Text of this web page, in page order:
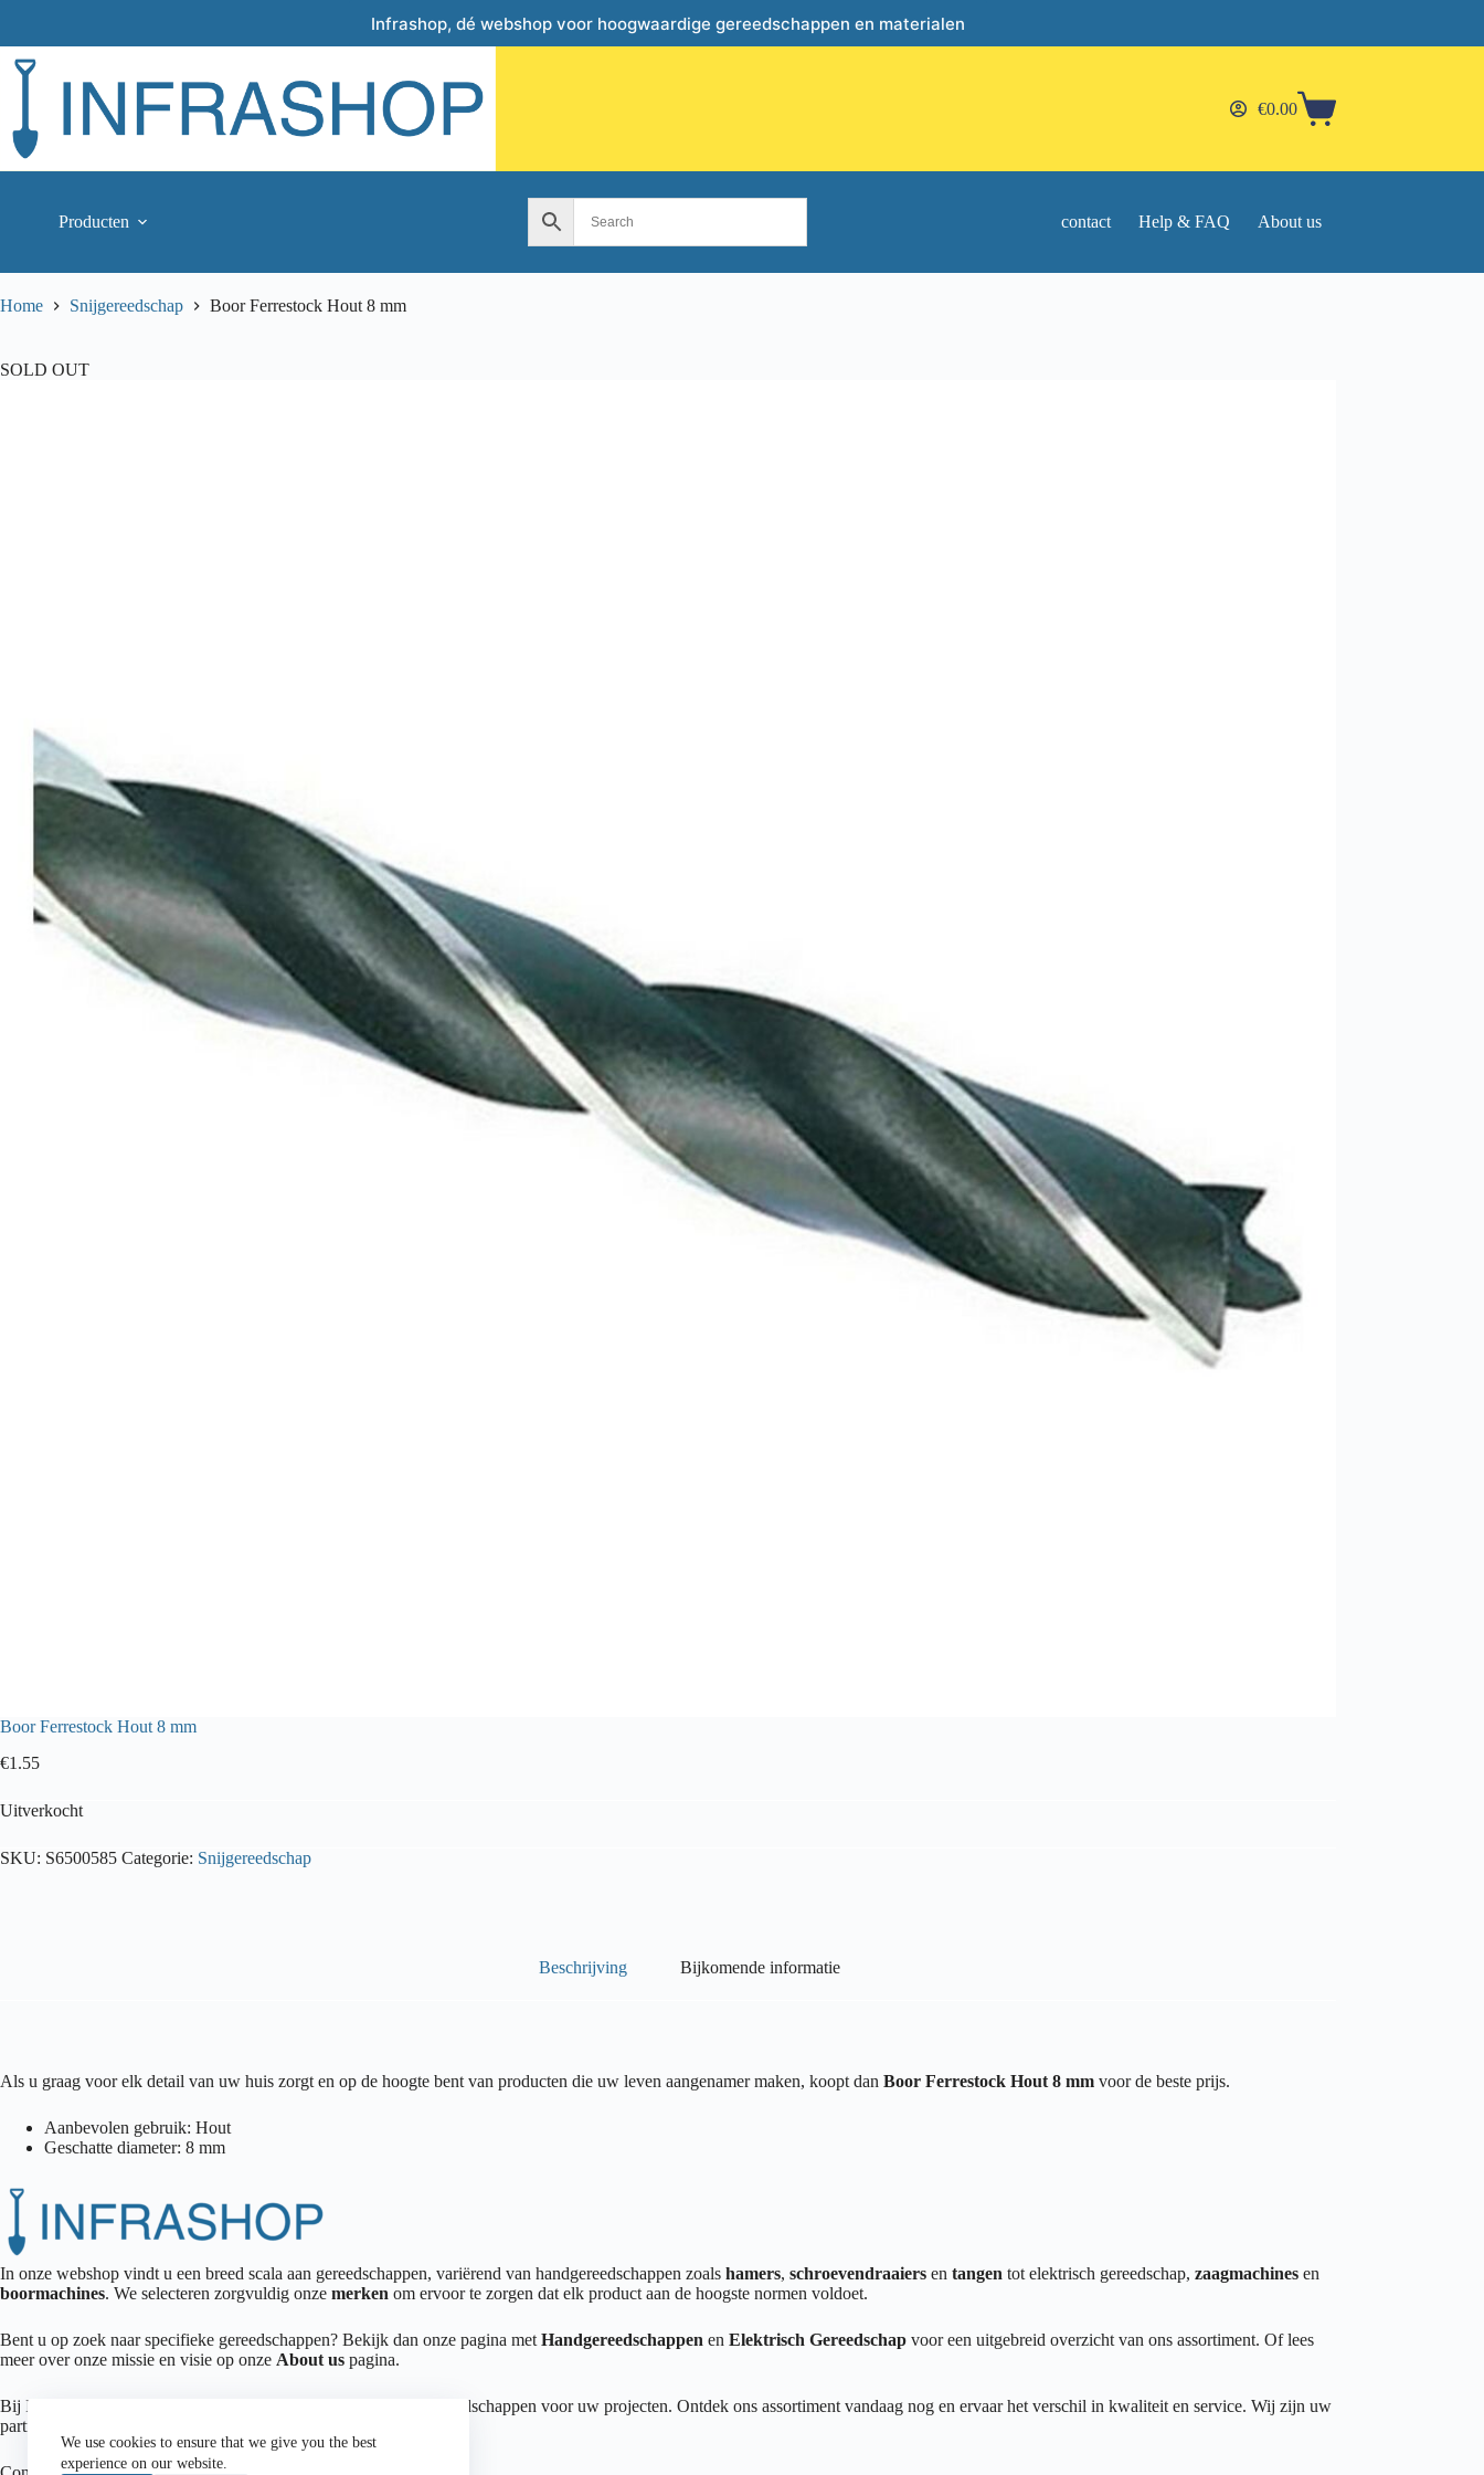
content
We use cookies to ensure that we give you the best
experience on our website.
Infrashop, dé webshop voor hoogwaardige gereedschappen en materialen
Shopping
€0.00
Producten contact Help & FAQ About us
Home Snijgereedschap Boor Ferrestock Hout 8 mm
SOLD OUT
Boor Ferrestock Hout 8 mm
€1.55
Uitverkocht
SKU: S6500585 Categorie: Snijgereedschap
Beschrijving Bijkomende informatie
Als u graag voor elk detail van uw huis zorgt en op de hoogte bent van producten die uw leven aangenamer maken, koopt dan Boor Ferrestock Hout 8 mm voor de beste prijs.
Aanbevolen gebruik: Hout
Geschatte diameter: 8 mm
In onze webshop vindt u een breed scala aan gereedschappen, variërend van handgereedschappen zoals hamers, schroevendraaiers en tangen tot elektrisch gereedschap, zaagmachines en
boormachines. We selecteren zorgvuldig onze merken om ervoor te zorgen dat elk product aan de hoogste normen voldoet.
Bent u op zoek naar specifieke gereedschappen? Bekijk dan onze pagina met Handgereedschappen en Elektrisch Gereedschap voor een uitgebreid overzicht van ons assortiment. Of lees
meer over onze missie en visie op onze About us pagina.
Bij Infrashop zetten we ons in om u te voorzien van de beste gereedschappen voor uw projecten. Ontdek ons assortiment vandaag nog en ervaar het verschil in kwaliteit en service. Wij zijn uw
partner in succes!